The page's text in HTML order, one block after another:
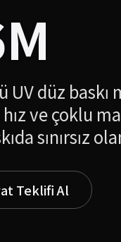
UV düz
ve çoklu
sınırsız
Teklifi Al